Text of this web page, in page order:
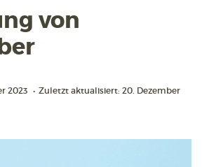
von
2023 • Zuletzt aktualisiert: 20. Dezember